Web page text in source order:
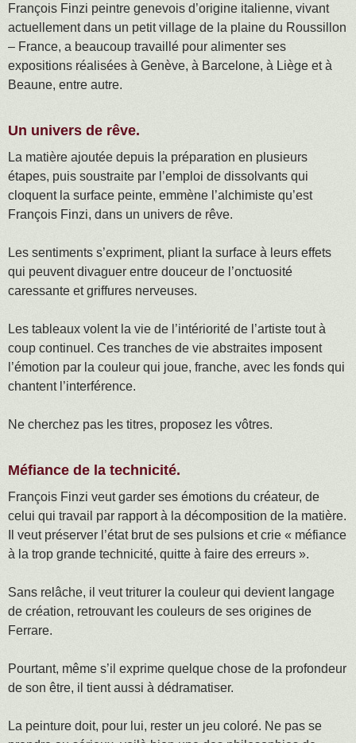
François Finzi peintre genevois d’origine italienne, vivant
actuellement dans un petit village de la plaine du Roussillon
– France, a beaucoup travaillé pour alimenter ses
expositions réalisées à Genève, à Barcelone, à Liège et à
Beaune, entre autre.
Un univers de rêve.
La matière ajoutée depuis la préparation en plusieurs
étapes, puis soustraite par l’emploi de dissolvants qui
cloquent la surface peinte, emmène l’alchimiste qu’est
François Finzi, dans un univers de rêve.
Les sentiments s’expriment, pliant la surface à leurs effets
qui peuvent divaguer entre douceur de l’onctuosité
caressante et griffures nerveuses.
Les tableaux volent la vie de l’intériorité de l’artiste tout à
coup continuel. Ces tranches de vie abstraites imposent
l’émotion par la couleur qui joue, franche, avec les fonds qui
chantent l’interférence.
Ne cherchez pas les titres, proposez les vôtres.
Méfiance de la technicité.
François Finzi veut garder ses émotions du créateur, de
celui qui travail par rapport à la décomposition de la matière.
Il veut préserver l’état brut de ses pulsions et crie « méfiance
à la trop grande technicité, quitte à faire des erreurs ».
Sans relâche, il veut triturer la couleur qui devient langage
de création, retrouvant les couleurs de ses origines de
Ferrare.
Pourtant, même s’il exprime quelque chose de la profondeur
de son être, il tient aussi à dédramatiser.
La peinture doit, pour lui, rester un jeu coloré. Ne pas se